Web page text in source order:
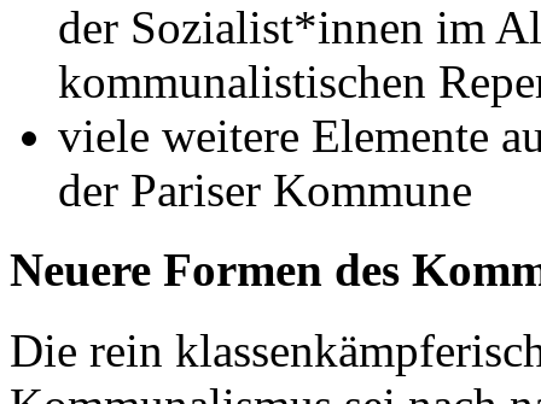
der Sozialist*innen im
kommunalistischen
viele weitere Elemente
der Pariser Kommune
Neuere Formen des
Die rein